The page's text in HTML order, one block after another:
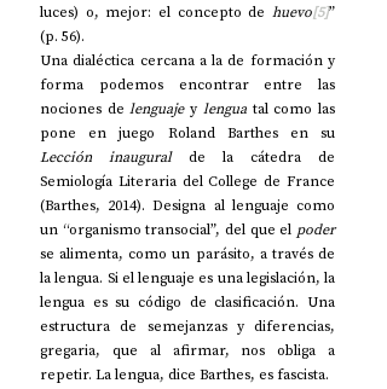
luces) o, mejor: el concepto de huevo[5]”
(p. 56).
Una dialéctica cercana a la de formación y
forma podemos encontrar entre las
nociones de lenguaje y lengua tal como las
Lección inaugural de la cátedra de
Semiología Literaria del College de France
(Barthes, 2014). Designa al lenguaje como
un “organismo transocial”, del que el poder
se alimenta, como un parásito, a través de
la lengua. Si el lenguaje es una legislación, la
lengua es su código de clasificación. Una
estructura de semejanzas y diferencias,
gregaria, que al afirmar, nos obliga a
repetir. La lengua, dice Barthes, es fascista.